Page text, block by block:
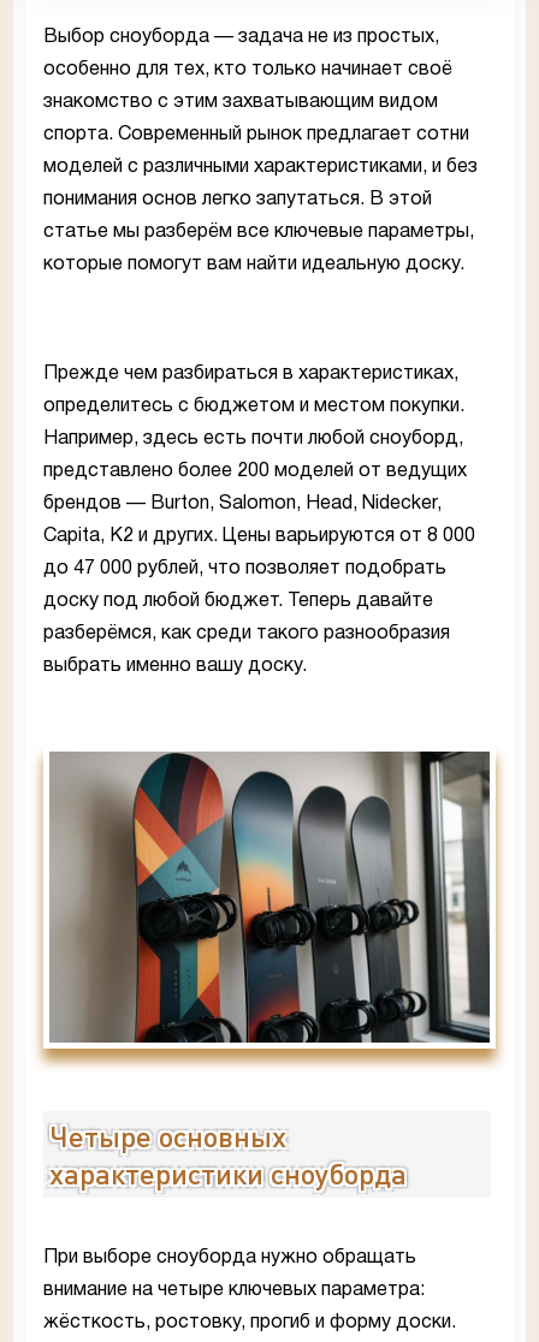
Выбор сноуборда — задача не из простых,
особенно для тех, кто только начинает своё
знакомство с этим захватывающим видом
спорта. Современный рынок предлагает сотни
моделей с различными характеристиками, и без
понимания основ легко запутаться. В этой
статье мы разберём все ключевые параметры,
которые помогут вам найти идеальную доску.
Прежде чем разбираться в характеристиках,
определитесь с бюджетом и местом покупки.
Например, здесь есть почти любой сноуборд,
представлено более 200 моделей от ведущих
брендов — Burton, Salomon, Head, Nidecker,
Capita, K2 и других. Цены варьируются от 8 000
до 47 000 рублей, что позволяет подобрать
доску под любой бюджет. Теперь давайте
разберёмся, как среди такого разнообразия
выбрать именно вашу доску.
Четыре основных
характеристики сноуборда
При выборе сноуборда нужно обращать
внимание на четыре ключевых параметра:
жёсткость, ростовку, прогиб и форму доски.